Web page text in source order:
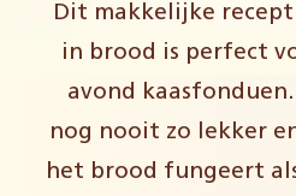
Dit makkelijke
in brood is perfect
avond
nog nooit zo lekker
het brood fungeert